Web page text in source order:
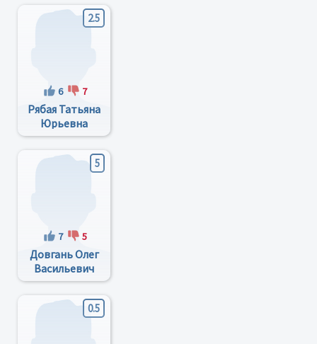
2.5
6 7
Рябая Татьяна
Юрьевна
5
7 5
Довгань Олег
Васильевич
0.5